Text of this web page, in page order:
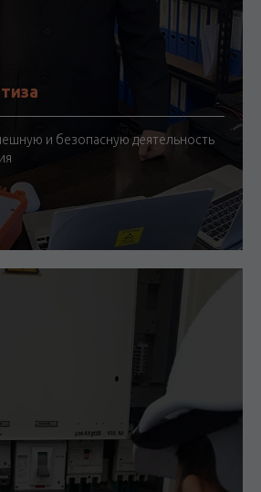
и безопасную деятельность